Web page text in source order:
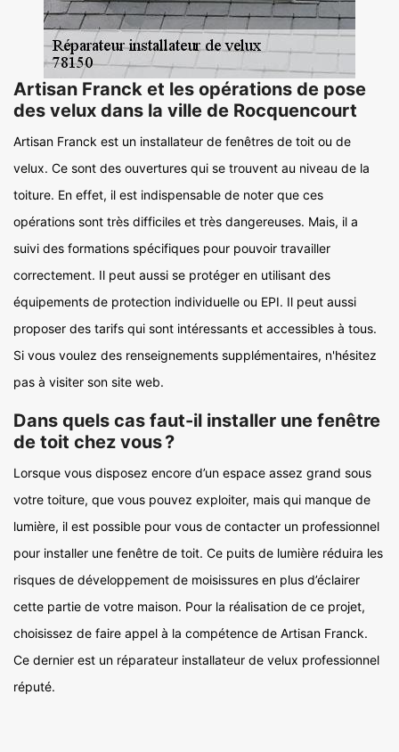
Artisan Franck et les opérations de pose
des velux dans la ville de Rocquencourt
Artisan Franck est un installateur de fenêtres de toit ou de
velux. Ce sont des ouvertures qui se trouvent au niveau de la
toiture. En effet, il est indispensable de noter que ces
opérations sont très difficiles et très dangereuses. Mais, il a
suivi des formations spécifiques pour pouvoir travailler
correctement. Il peut aussi se protéger en utilisant des
équipements de protection individuelle ou EPI. Il peut aussi
proposer des tarifs qui sont intéressants et accessibles à tous.
Si vous voulez des renseignements supplémentaires, n'hésitez
pas à visiter son site web.
Dans quels cas faut-il installer une fenêtre
de toit chez vous ?
Lorsque vous disposez encore d’un espace assez grand sous
votre toiture, que vous pouvez exploiter, mais qui manque de
lumière, il est possible pour vous de contacter un professionnel
pour installer une fenêtre de toit. Ce puits de lumière réduira les
risques de développement de moisissures en plus d’éclairer
cette partie de votre maison. Pour la réalisation de ce projet,
choisissez de faire appel à la compétence de Artisan Franck.
Ce dernier est un réparateur installateur de velux professionnel
réputé.